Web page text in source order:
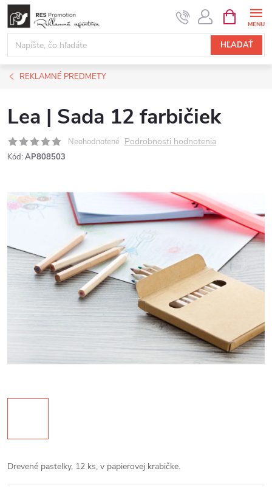
Prejsť
obsah
HĽADAŤ
KOŠÍK
REKLAMNÉ PREDMETY
Lea | Sada 12 farbičiek
Neohodnotené Podrobnosti hodnotenia
Kód: AP808503
Drevené pastelky, 12 ks, v papierovej krabičke.